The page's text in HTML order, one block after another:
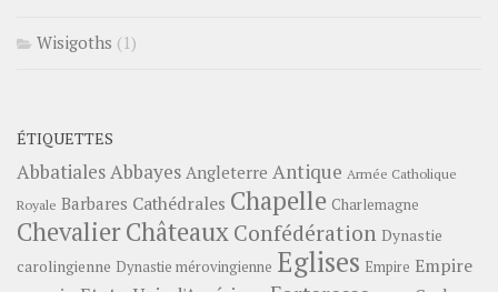
Wisigoths (1)
ÉTIQUETTES
Abbatiales Abbayes Angleterre Antique Armée Catholique
Royale Barbares Cathédrales Chapelle Charlemagne
ChevalierChâteauxConfédération Dynastie
carolingienne Dynastie mérovingienne Eglises Empire Empire